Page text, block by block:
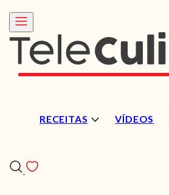
RECEITAS VÍDEOS